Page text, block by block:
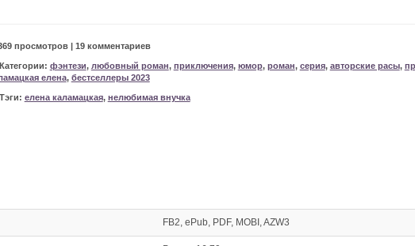
просмотров | 19 комментариев
фэнтези, любовный роман, приключения, юмор, роман, серия, авторские расы,
елена, бестселлеры 2023
елена каламацкая, нелюбимая внучка
FB2, ePub, PDF, MOBI, AZW3